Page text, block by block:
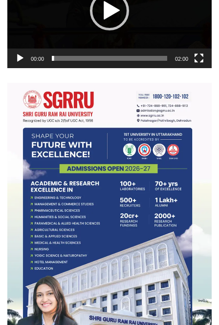
00:00 02:00